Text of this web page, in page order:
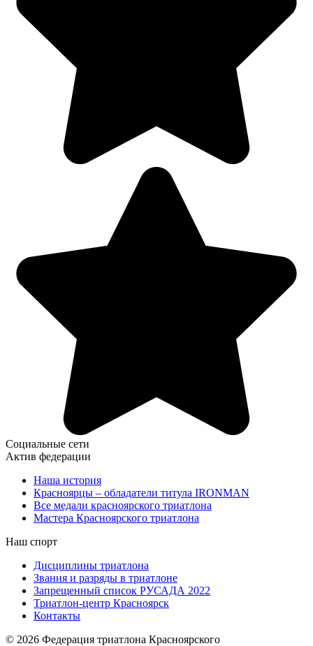
Социальные сети
Актив федерации
Наша история
Красноярцы – обладатели титула IRONMAN
Все медали красноярского триатлона
Мастера Красноярского триатлона
Наш спорт
Дисциплины триатлона
Звания и разряды в триатлоне
Запрещенный список РУСАДА 2022
Триатлон-центр Красноярск
Контакты
© 2026 Федерация триатлона Красноярского